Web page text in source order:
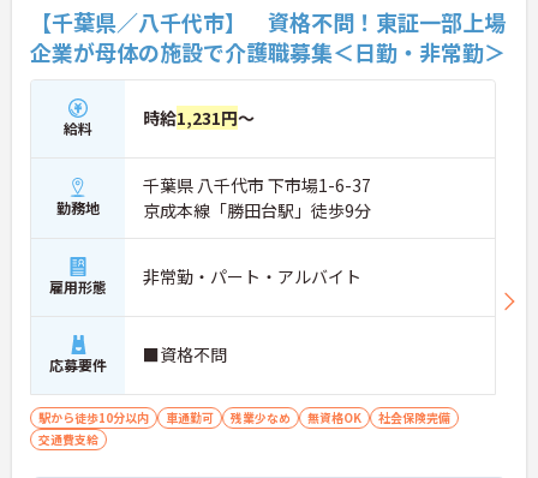
【千葉県／八千代市】 資格不問！東証一部上場
企業が母体の施設で介護職募集＜日勤・非常勤＞
給料 時給1,231円～
勤務地
千葉県 八千代市 下市場1-6-37
京成本線「勝田台駅」徒歩9分
雇用形態 非常勤・パート・アルバイト
応募要件 ■資格不問
駅から徒歩10分以内 車通勤可 残業少なめ 無資格OK
社会保険完備
交通費支給